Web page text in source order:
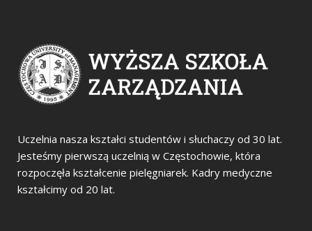
Uczelnia nasza kształci studentów i słuchaczy od 30 lat.
Jesteśmy pierwszą uczelnią w Częstochowie, która
rozpoczęła kształcenie pielęgniarek. Kadry medyczne
kształcimy od 20 lat.